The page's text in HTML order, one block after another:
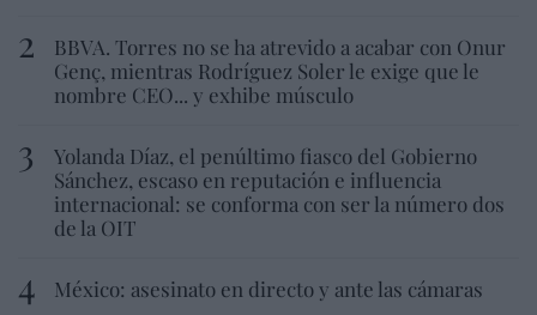
BBVA. Torres no se ha atrevido a acabar con Onur
Genç, mientras Rodríguez Soler le exige que le
nombre CEO... y exhibe músculo
Yolanda Díaz, el penúltimo fiasco del Gobierno
Sánchez, escaso en reputación e influencia
internacional: se conforma con ser la número dos
de la OIT
México: asesinato en directo y ante las cámaras